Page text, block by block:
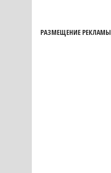
РАЗМЕЩЕНИЕ РЕКЛАМЫ